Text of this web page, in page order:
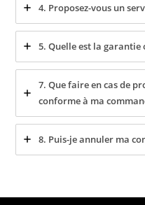
4. Proposez-vous un
5. Quelle est la
7. Que faire en cas de
conforme à ma
8. Puis-je annuler ma